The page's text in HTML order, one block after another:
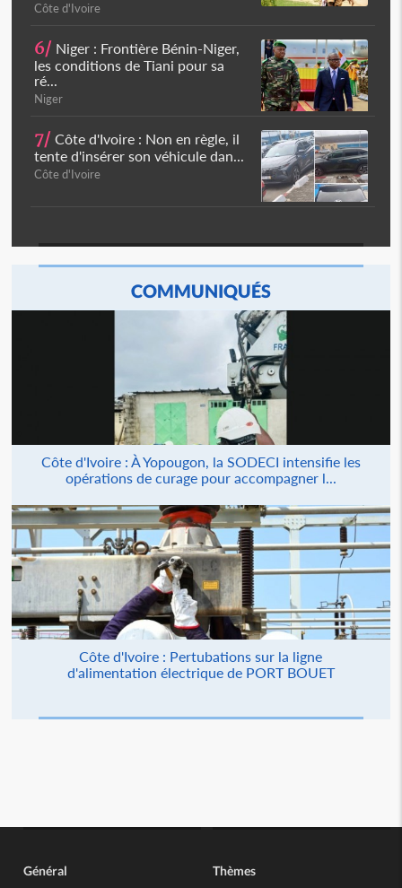
Côte d'Ivoire
6/ Niger : Frontière Bénin-Niger,
les conditions de Tiani pour sa
ré...
Niger
7/ Côte d'Ivoire : Non en règle, il
tente d'insérer son véhicule dan...
Côte d'Ivoire
COMMUNIQUÉS
Côte d'Ivoire : À Yopougon, la SODECI intensifie les
opérations de curage pour accompagner l...
Côte d'Ivoire : Pertubations sur la ligne
d'alimentation électrique de PORT BOUET
Général Thèmes